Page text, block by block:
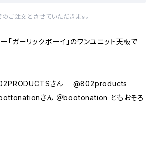
ご注文とさせていただきます。
「ガーリックボーイ」のワンユニット天板で
さん @802products
さん ＠bootonation ともおそろ